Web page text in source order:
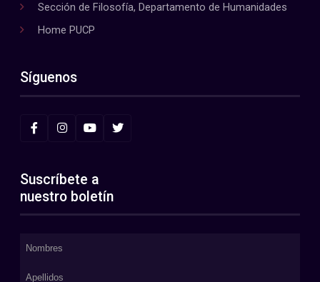
Sección de Filosofía, Departamento de Humanidades
Home PUCP
Síguenos
Suscríbete a
nuestro boletín